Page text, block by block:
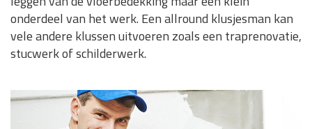
onderdeel van het werk. Een allround klusjesman kan
vele andere klussen uitvoeren zoals een traprenovatie,
stucwerk of schilderwerk.